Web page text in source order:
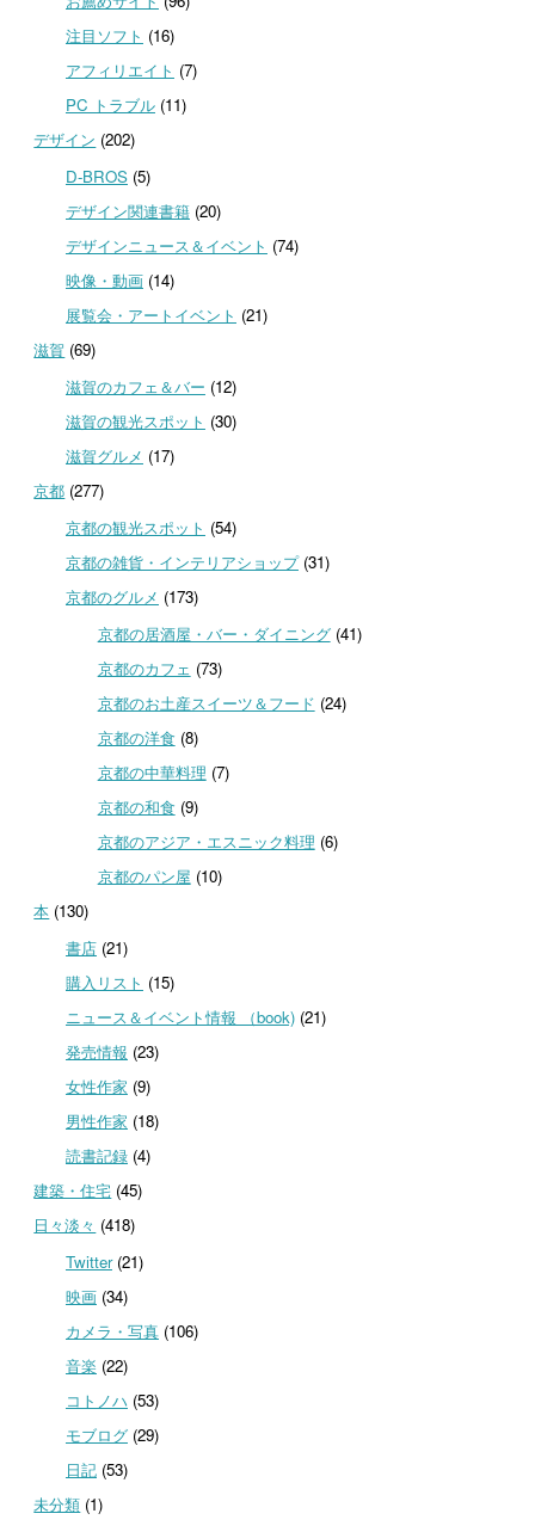
注目ソフト (16)
アフィリエイト (7)
PC トラブル(11)
デザイン (202)
D-BROS(5)
デザイン関連書籍(20)
デザインニュース＆イベント (74)
映像・動画(14)
展覧会・アートイベント (21)
滋賀 (69)
滋賀のカフェ＆バー (12)
滋賀の観光スポット (30)
滋賀グルメ (17)
京都 (277)
京都の観光スポット (54)
京都の雑貨・インテリアショップ(31)
京都のグルメ (173)
京都の居酒屋・バー・ダイニング(41)
京都のカフェ (73)
京都のお土産スイーツ＆フード (24)
京都の洋食 (8)
京都の中華料理 (7)
京都の和食 (9)
京都のアジア・エスニック料理 (6)
京都のパン屋 (10)
本 (130)
書店(21)
購入リスト (15)
ニュース＆イベント情報 （book)(21)
発売情報 (23)
女性作家 (9)
男性作家 (18)
読書記録(4)
建築・住宅 (45)
日々淡々 (418)
Twitter(21)
映画(34)
カメラ・写真(106)
音楽 (22)
コトノハ (53)
モブログ(29)
日記(53)
未分類 (1)